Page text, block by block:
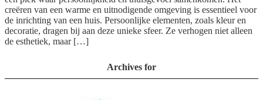
creëren van een warme en uitnodigende omgeving is essentieel voor
de inrichting van een huis. Persoonlijke elementen, zoals kleur en
decoratie, dragen bij aan deze unieke sfeer. Ze verhogen niet alleen
de esthetiek, maar […]
Archives for